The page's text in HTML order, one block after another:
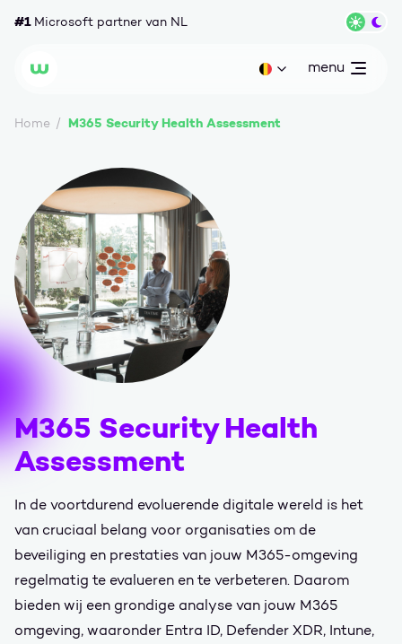
#1Microsoft partner van NL
Wortell Huidige taal: be
open
menu
Home M365 Security Health Assessment
M365 Security Health
Assessment
In de voortdurend evoluerende digitale wereld is het
van cruciaal belang voor organisaties om de
beveiliging en prestaties van jouw M365-omgeving
regelmatig te evalueren en te verbeteren. Daarom
bieden wij een grondige analyse van jouw M365
omgeving, waaronder Entra ID, Defender XDR, Intune,